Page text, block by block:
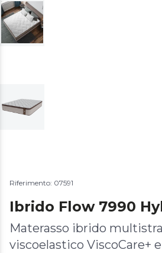
Riferimento: 07591
Ibrido Flow 7990
Materasso ibrido
viscoelastico ViscoCare+